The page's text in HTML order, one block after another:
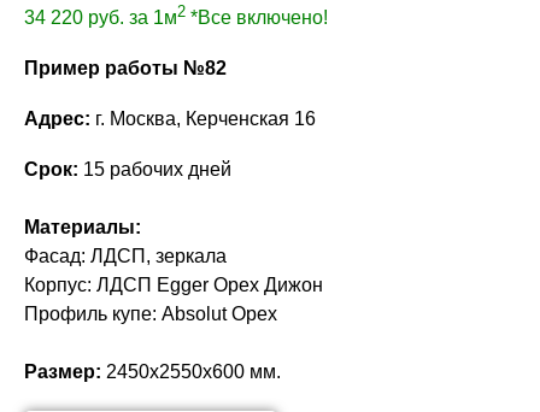
34 220 руб. за 1м2 *Все включено!
Пример работы №82
Адрес: г. Москва, Керченская 16
Срок: 15 рабочих дней
Материалы:
Фасад: ЛДСП, зеркала
Корпус: ЛДСП Egger Орех Дижон
Профиль купе: Absolut Орех
Размер: 2450х2550х600 мм.